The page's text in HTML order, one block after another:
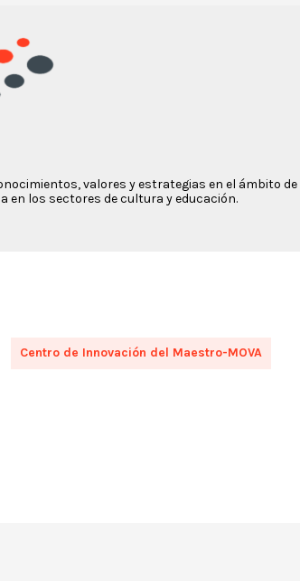
valores y estrategias en el ámbito de
los sectores de cultura y educación.
Centro de Innovación del Maestro-MOVA